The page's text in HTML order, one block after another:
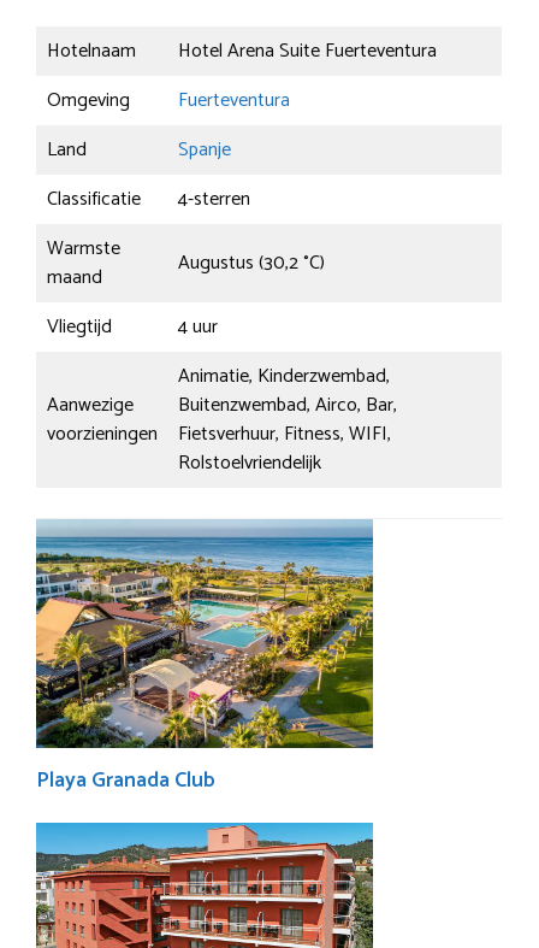
Hotelnaam
Hotel Arena Suite Fuerteventura
Omgeving
Fuerteventura
Land
Spanje
Classificatie
4-sterren
Warmste
maand
Augustus (30,2 °C)
Vliegtijd
4 uur
Aanwezige
voorzieningen
Animatie, Kinderzwembad,
Buitenzwembad, Airco, Bar,
Fietsverhuur, Fitness, WIFI,
Rolstoelvriendelijk
Playa Granada Club